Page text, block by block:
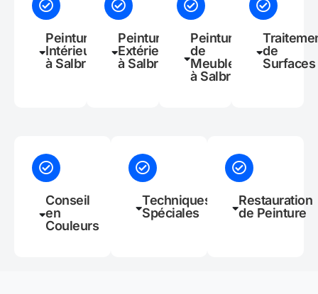
Peinture
Intérieure
à Salbris
Peinture
Extérieure
à Salbris
Peinture
de
Meubles
à Salbris
de
Surfaces
Conseil
en
Couleurs
Techniques
Spéciales
Restauration
de Peinture